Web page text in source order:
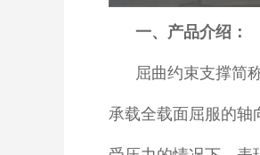
一、产品介绍：
屈曲约束支撑简
承载全载面屈服的轴